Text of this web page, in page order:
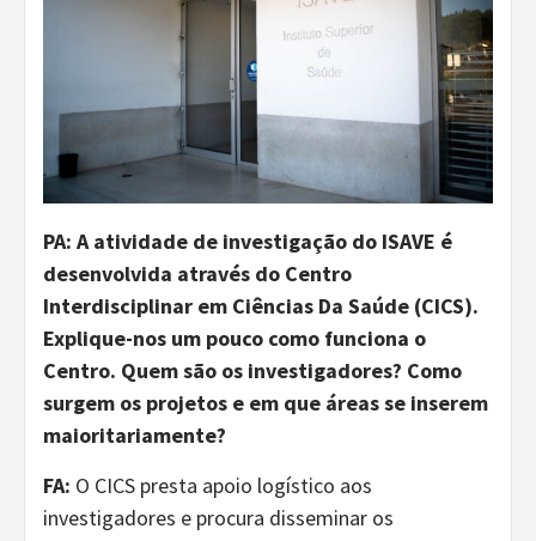
PA: A atividade de investigação do ISAVE é
desenvolvida através do Centro
Interdisciplinar em Ciências Da Saúde (CICS).
Explique-nos um pouco como funciona o
Centro. Quem são os investigadores? Como
surgem os projetos e em que áreas se inserem
maioritariamente?
FA: O CICS presta apoio logístico aos
investigadores e procura disseminar os